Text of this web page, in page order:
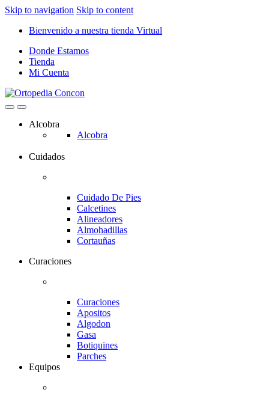
Skip to navigation Skip to content
Bienvenido a nuestra tienda Virtual
Donde Estamos
Tienda
Mi Cuenta
Alcobra
Alcobra
Cuidados
Cuidado De Pies
Calcetines
Alineadores
Almohadillas
Cortauñas
Curaciones
Curaciones
Apositos
Algodon
Gasa
Botiquines
Parches
Equipos